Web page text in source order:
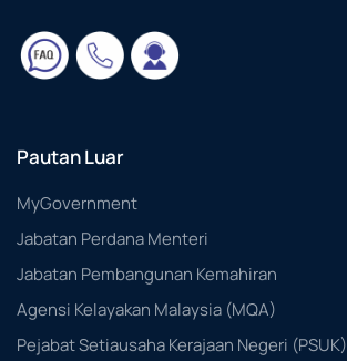
Pautan Luar
MyGovernment
Jabatan Perdana Menteri
Jabatan Pembangunan Kemahiran
Agensi Kelayakan Malaysia (MQA)
Pejabat Setiausaha Kerajaan Negeri (PSUK)